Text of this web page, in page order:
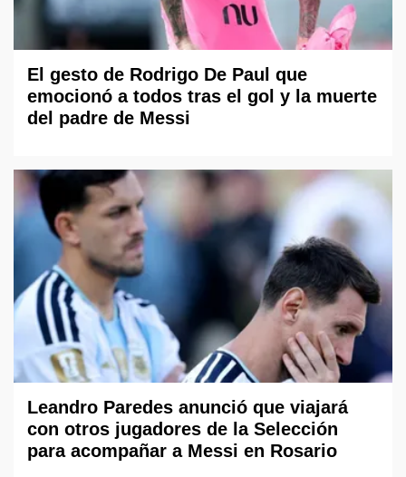
El gesto de Rodrigo De Paul que
emocionó a todos tras el gol y la muerte
del padre de Messi
Leandro Paredes anunció que viajará
con otros jugadores de la Selección
para acompañar a Messi en Rosario